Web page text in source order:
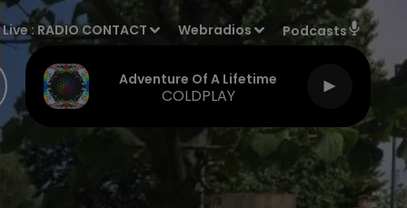
Live : RADIO CONTACT Webradios Podcasts
Bad Dreams
TEDDY SWIMS